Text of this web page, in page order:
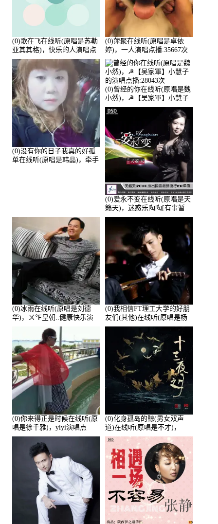
(0)歌在飞在线听(原唱是苏勒
亚其其格)，快乐的人演唱点
播:36次
(0)萍聚在线听(原唱是卓依
婷)，一人演唱点播:35667次
(0)没有你的日子我真的好孤
单在线听(原唱是韩晶)，牵手
(0)曾经的你在线听(原唱是魏
小然)，☭【吴家軍】小慧子
的演唱点播:28043次
(0)爱永不变在线听(原唱是天
籁天)，迷惑乐陶陶[有事暂
离]演唱点播:27678次
(0)冰雨在线听(原唱是刘德
华)，ㄨ℉皇朝..健康快乐演
唱点播:26643次
(0)我相信FT理工大学的好朋
友们(其他)在线听(原唱是杨
培安)，老乔演唱点播:23714
(0)你来得正是时候在线听(原
唱是徐千雅)，yiyi演唱点
播:21991次
(0)化身孤岛的鲸(男女双声
道)在线听(原唱是不才)，
HGBai演唱点播:19428次